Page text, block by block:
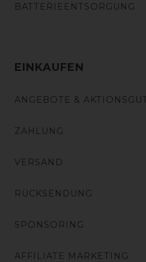
BATTERIEENTSORGUNG
EINKAUFEN
ANGEBOTE &
ZAHLUNG
VERSAND
RÜCKSENDUNG
SPONSORING
AFFILIATE MARKETING